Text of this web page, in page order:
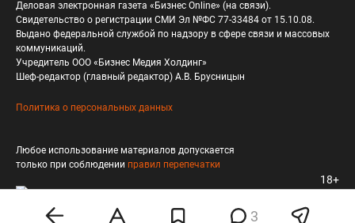
3
Деловая электронная газета «Бизнес Online» (на связи).
Свидетельство о регистрации СМИ Эл №ФС 77-33484 от 15.10.08.
Выдано федеральной службой по надзору в сфере связи и массовых
коммуникаций.
Учредитель ООО «Бизнес Медия Холдинг»
Шеф-редактор (главный редактор) А.В. Брусницын
Политика о персональных данных
Любое использование материалов допускается
только при соблюдении правил перепечатки
18+